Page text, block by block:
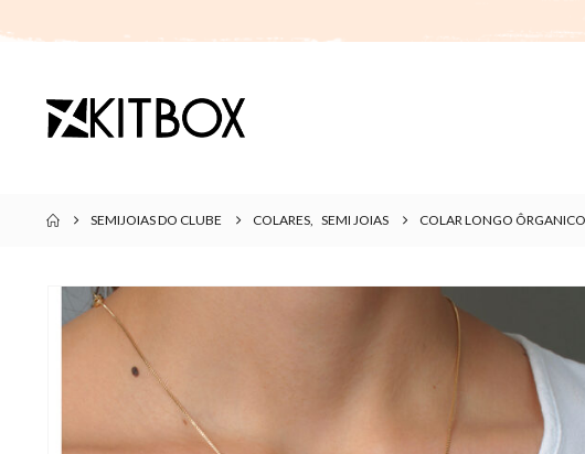
SEMIJOIAS DO CLUBE COLARES, SEMI JOIAS COLAR LONGO